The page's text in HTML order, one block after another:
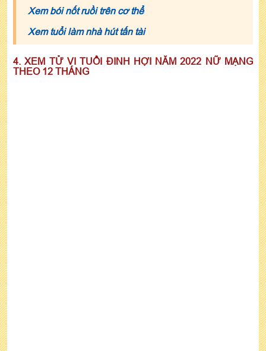
Xem bói nốt ruồi trên cơ thể
Xem tuổi làm nhà hút tấn tài
4. XEM TỬ VI TUỔI ĐINH HỢI NĂM 2022 NỮ MẠNG
THEO 12 THÁNG